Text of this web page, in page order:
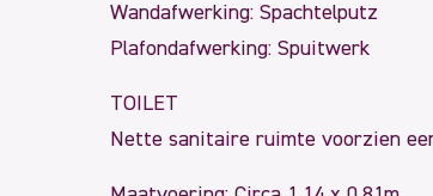
Wandafwerking: Spachtelputz
Plafondafwerking: Spuitwerk
TOILET
Nette sanitaire ruimte voorzien